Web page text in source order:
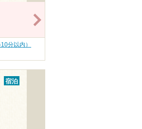
分以内）
宿泊